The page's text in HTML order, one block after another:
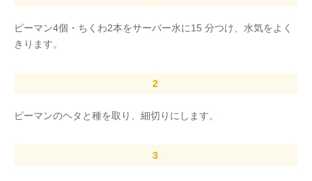
ピーマン4個・ちくわ2本をサーバー水に15 分つけ、水気をよく
きります。
ピーマンのヘタと種を取り、細切りにします。